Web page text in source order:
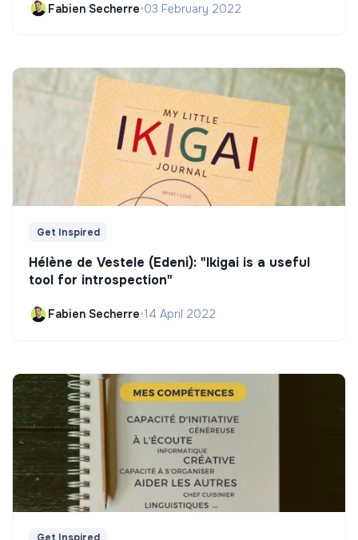
Fabien Secherre•03 February 2022
Get Inspired
Hélène de Vestele (Edeni): "Ikigai is a useful
tool for introspection"
Fabien Secherre•14 April 2022